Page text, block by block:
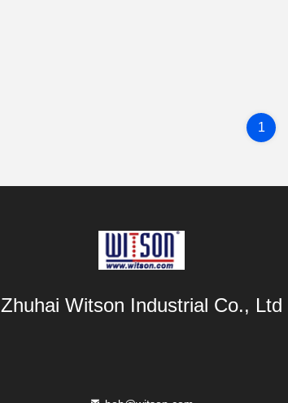
1
Zhuhai Witson Industrial Co., Ltd